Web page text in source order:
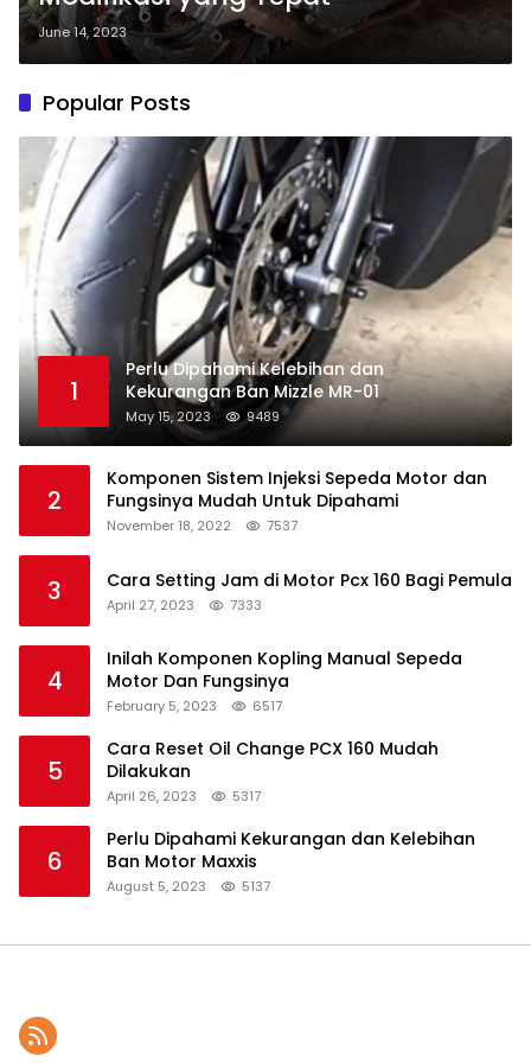
June 14, 2023
Popular Posts
1
Perlu Dipahami Kelebihan dan
Kekurangan Ban Mizzle MR-01
May 15, 2023 9489
2
Komponen Sistem Injeksi Sepeda Motor dan
Fungsinya Mudah Untuk Dipahami
November 18, 2022 7537
3 Cara Setting Jam di Motor Pcx 160 Bagi Pemula
April 27, 2023 7333
4
Inilah Komponen Kopling Manual Sepeda
Motor Dan Fungsinya
February 5, 2023 6517
5
Cara Reset Oil Change PCX 160 Mudah
Dilakukan
April 26, 2023 5317
6
Perlu Dipahami Kekurangan dan Kelebihan
Ban Motor Maxxis
August 5, 2023 5137